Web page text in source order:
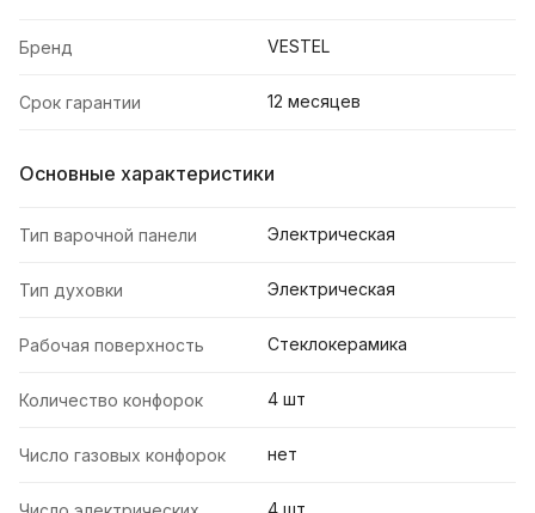
Бренд VESTEL
Срок гарантии 12 месяцев
Основные характеристики
Тип варочной панели Электрическая
Тип духовки Электрическая
Рабочая поверхность Стеклокерамика
Количество конфорок 4 шт
Число газовых конфорок нет